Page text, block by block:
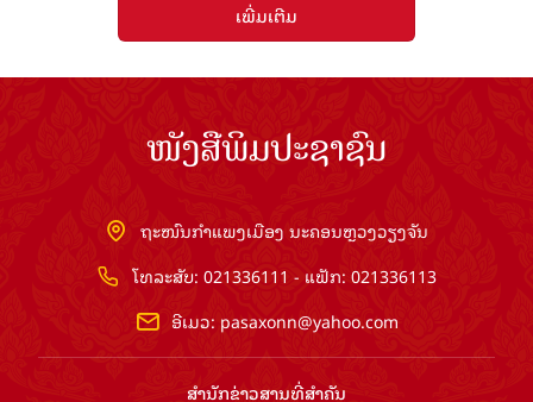
ເພີ່ມເຕີມ
ໜັງສືພິມປະຊາຊົນ
ຖະໜົນກຳແພງເມືອງ ນະຄອນຫຼວງວຽງຈັນ
ໂທລະສັບ: 021336111 - ແຟັກ: 021336113
ອີເມວ: pasaxonn@yahoo.com
ສຳ​ນັກ​ຂ່າວ​ສານ​ທີ່​ສຳ​ຄັນ​